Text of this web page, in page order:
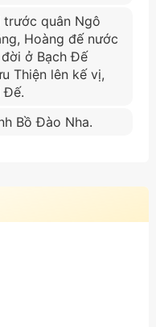
trước quân Ngô
Hoàng đế nước
ở Bạch Đế
Thiện lên kế vị,
Đế.
Bồ Đào Nha.